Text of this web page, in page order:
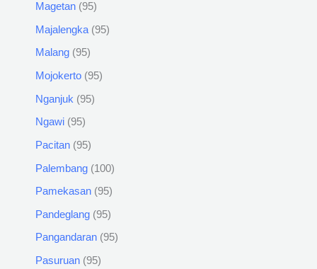
Magetan 95
Majalengka 95
Malang 95
Mojokerto 95
Nganjuk 95
Ngawi 95
Pacitan 95
Palembang 100
Pamekasan 95
Pandeglang 95
Pangandaran 95
Pasuruan 95